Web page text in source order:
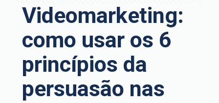
Videomarketing:
como usar os 6
princípios da
persuasão nas